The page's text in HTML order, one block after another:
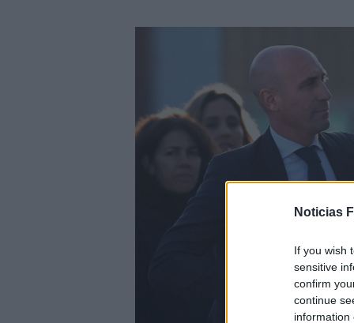
Noticias
If you wish
sensitive
confirm
continue
information